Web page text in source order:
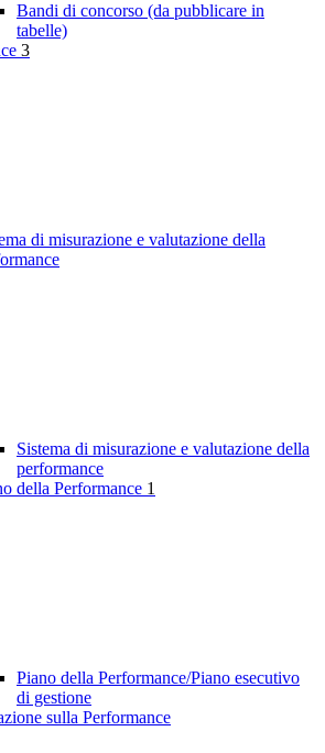
Bandi di concorso (da pubblicare in
tabelle)
3
di misurazione e valutazione della
Sistema di misurazione e valutazione della
performance
della Performance 1
Piano della Performance/Piano esecutivo
di gestione
sulla Performance